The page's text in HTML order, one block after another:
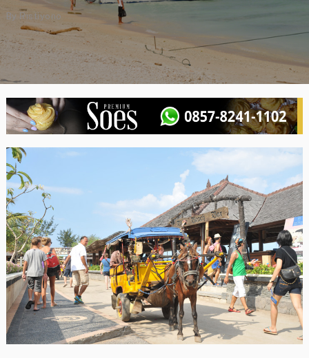
By Ristiyono